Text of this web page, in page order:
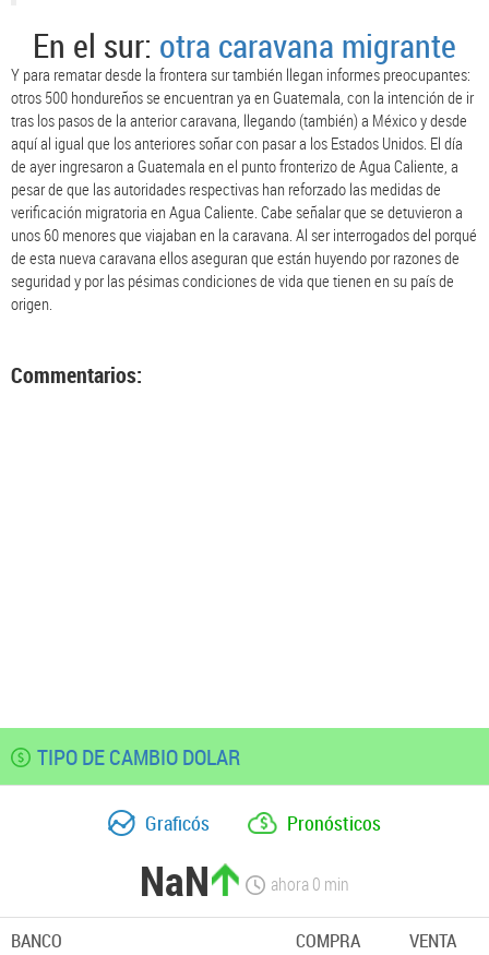
En el sur: otra caravana migrante
Y para rematar desde la frontera sur también llegan informes preocupantes:
otros 500 hondureños se encuentran ya en Guatemala, con la intención de ir
tras los pasos de la anterior caravana, llegando (también) a México y desde
aquí al igual que los anteriores soñar con pasar a los Estados Unidos. El día
de ayer ingresaron a Guatemala en el punto fronterizo de Agua Caliente, a
pesar de que las autoridades respectivas han reforzado las medidas de
verificación migratoria en Agua Caliente. Cabe señalar que se detuvieron a
unos 60 menores que viajaban en la caravana. Al ser interrogados del porqué
de esta nueva caravana ellos aseguran que están huyendo por razones de
seguridad y por las pésimas condiciones de vida que tienen en su país de
origen.
Commentarios:
TIPO DE CAMBIO DOLAR
Graficós Pronósticos
NaN ahora0 min
BANCO COMPRA VENTA